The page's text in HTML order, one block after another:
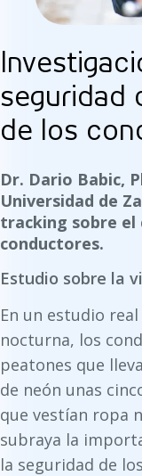
seguridad
de los
Dr. Dario Babic,
Universidad de
tracking sobre
conductores.
Estudio sobre la
En un estudio
nocturna, los
peatones que
de neón unas
que vestían ropa
subraya la
la seguridad de